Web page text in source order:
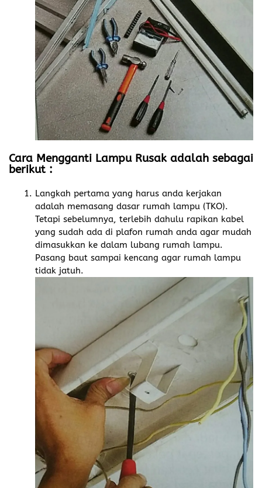
Cara Mengganti Lampu Rusak adalah sebagai
berikut :
Langkah pertama yang harus anda kerjakan
adalah memasang dasar rumah lampu (TKO).
Tetapi sebelumnya, terlebih dahulu rapikan kabel
yang sudah ada di plafon rumah anda agar mudah
dimasukkan ke dalam lubang rumah lampu.
Pasang baut sampai kencang agar rumah lampu
tidak jatuh.